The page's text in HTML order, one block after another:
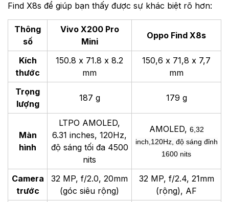
Find X8s để giúp bạn thấy được sự khác biệt rõ hơn:
Thông
số
Vivo X200 Pro
Mini
Oppo Find X8s
Kích
thước
150.8 x 71.8 x 8.2
mm
150,6 x 71,8 x 7,7
mm
Trọng
lượng
187 g 179 g
Màn
hình
LTPO AMOLED,
6.31 inches, 120Hz,
độ sáng tối đa 4500
nits
AMOLED, 6,32
inch,120Hz, độ sáng đỉnh
1600 nits
Camera
trước
32 MP, f/2.0, 20mm
(góc siêu rộng)
32 MP, f/2.4, 21mm
(rộng), AF